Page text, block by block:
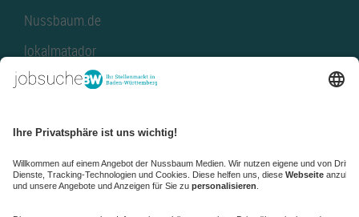
Nussbaum.de
lokalmatador
kaufinBW
NussbaumID
Nussbaum Medien